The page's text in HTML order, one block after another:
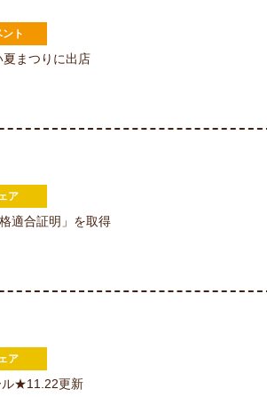
まつりに出店
適合証明」を取得
★11.22更新